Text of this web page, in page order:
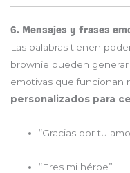
6. Mensajes y frases
Las palabras tienen
brownie pueden generar
emotivas que funcionan
personalizados para
“Gracias por tu
“Eres mi héroe”